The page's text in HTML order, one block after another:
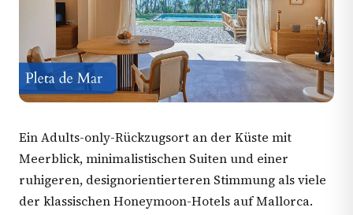
Ein Adults-only-Rückzugsort an der Küste mit
Meerblick, minimalistischen Suiten und einer
ruhigeren, designorientierteren Stimmung als viele
der klassischen Honeymoon-Hotels auf Mallorca.